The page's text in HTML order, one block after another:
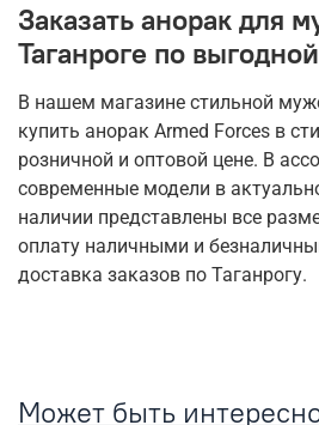
Заказать анорак для
Таганроге по
В нашем магазине стильной
купить анорак Armed Forces в
розничной и оптовой цене. В
современные модели в
наличии представлены все
оплату наличными и
доставка заказов по Таганрогу.
Может быть